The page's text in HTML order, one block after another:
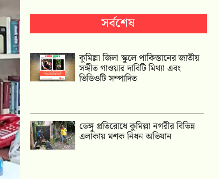
সর্বশেষ
কুমিল্লা জিলা স্কুলে পাকিস্তানের জাতীয়
সঙ্গীত গাওয়ার দাবিটি মিথ্যা এবং
ভিডিওটি সম্পাদিত
ডেঙ্গু প্রতিরোধে কুমিল্লা নগরীর বিভিন্ন
এলাকায় মশক নিধন অভিযান